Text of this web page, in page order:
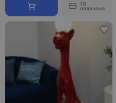
10
оплачено